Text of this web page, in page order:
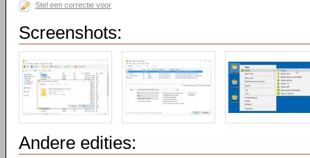
Stel een correctie voor
Screenshots:
Andere edities: